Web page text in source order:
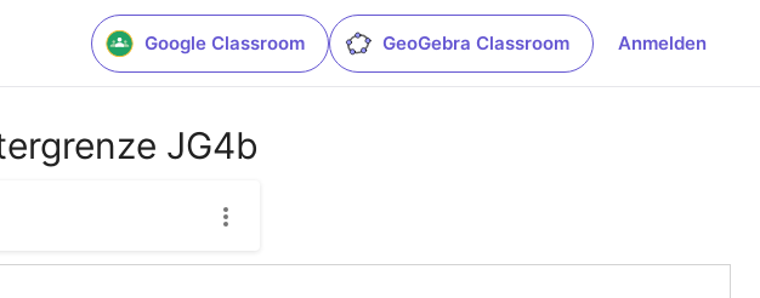
Google Classroom GeoGebra Classroom Anmelden
JG4b